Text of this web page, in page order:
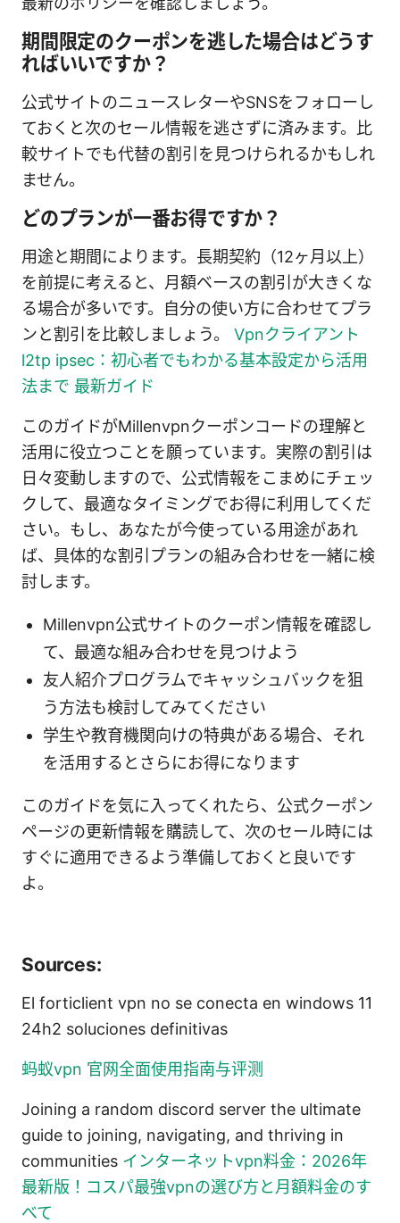
期間限定のクーポンを逃した場合はどうす
ればいいですか？
公式サイトのニュースレターやSNSをフォローし
ておくと次のセール情報を逃さずに済みます。比
較サイトでも代替の割引を見つけられるかもしれ
ません。
どのプランが一番お得ですか？
用途と期間によります。長期契約（12ヶ月以上）
を前提に考えると、月額ベースの割引が大きくな
る場合が多いです。自分の使い方に合わせてプラ
ンと割引を比較しましょう。 Vpnクライアント
l2tp ipsec：初心者でもわかる基本設定から活用
法まで 最新ガイド
このガイドがMillenvpnクーポンコードの理解と
活用に役立つことを願っています。実際の割引は
日々変動しますので、公式情報をこまめにチェッ
クして、最適なタイミングでお得に利用してくだ
さい。もし、あなたが今使っている用途があれ
ば、具体的な割引プランの組み合わせを一緒に検
討します。
Millenvpn公式サイトのクーポン情報を確認し
て、最適な組み合わせを見つけよう
友人紹介プログラムでキャッシュバックを狙
う方法も検討してみてください
学生や教育機関向けの特典がある場合、それ
を活用するとさらにお得になります
このガイドを気に入ってくれたら、公式クーポン
ページの更新情報を購読して、次のセール時には
すぐに適用できるよう準備しておくと良いです
よ。
Sources:
El forticlient vpn no se conecta en windows 11
24h2 soluciones definitivas
蚂蚁vpn 官网全面使用指南与评测
Joining a random discord server the ultimate
guide to joining, navigating, and thriving in
communities インターネットvpn料金：2026年
最新版！コスパ最強vpnの選び方と月額料金のす
べて